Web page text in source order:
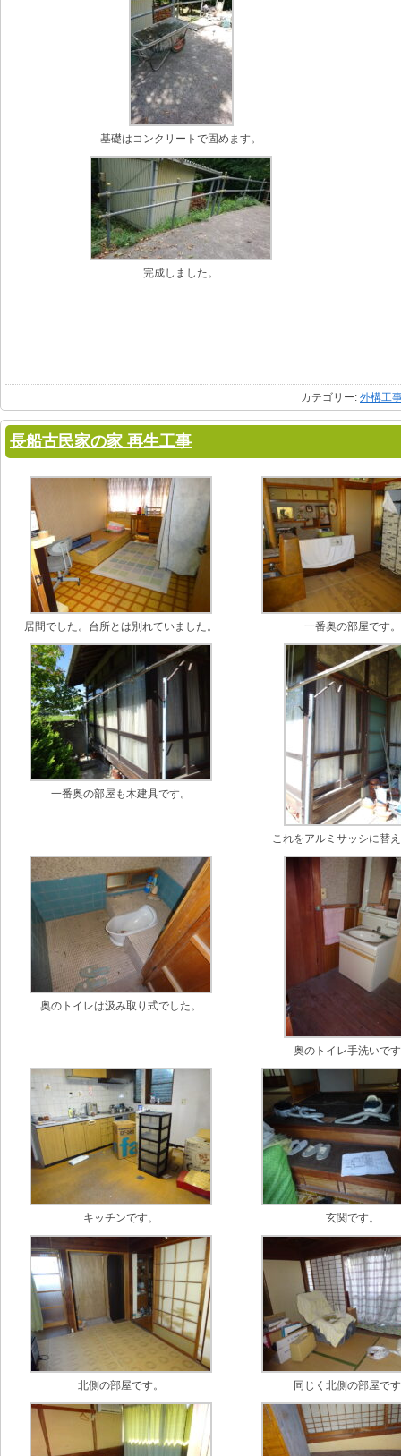
基礎はコンクリートで固めます。
完成しました。
カテゴリー: 外構工
長船古民家の家 再生工事
居間でした。台所とは別れていました。 一番奥の部屋です。
一番奥の部屋も木建具です。
これをアルミサッシに替
奥のトイレは汲み取り式でした。
奥のトイレ手洗いで
キッチンです。 玄関です。
北側の部屋です。 同じく北側の部屋で